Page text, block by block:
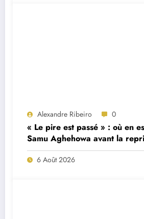
Alexandre Ribeiro 0
« Le pire est passé » : où en
Samu Aghehowa avant la
Porto ?
6 Août 2026